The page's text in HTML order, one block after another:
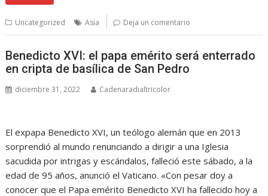
Uncategorized Asia Deja un comentario
Benedicto XVI: el papa emérito será enterrado
en cripta de basílica de San Pedro
diciembre 31, 2022 Cadenaradialtricolor
El expapa Benedicto XVI, un teólogo alemán que en 2013
sorprendió al mundo renunciando a dirigir a una Iglesia
sacudida por intrigas y escándalos, falleció este sábado, a la
edad de 95 años, anunció el Vaticano. «Con pesar doy a
conocer que el Papa emérito Benedicto XVI ha fallecido hoy a